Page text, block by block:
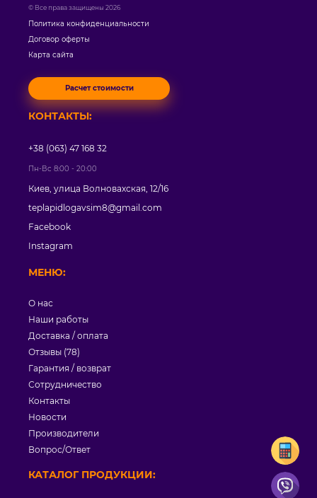
© Все права защищены 2026
Политика конфиденциальности
Договор оферты
Карта сайта
Расчет стоимости
МЕНЮ:
О нас
Наши работы
Доставка / оплата
Отзывы (78)
Гарантия / возврат
Сотрудничество
Контакты
Новости
Производители
Вопрос/Ответ
КАТАЛОГ ПРОДУКЦИИ:
КОНТАКТЫ:
+38 (063) 47 168 32
Пн-Вс 8:00 - 20:00
Киев, улица Волновахская, 12/16
teplapidlogavsim8@gmail.com
Facebook
Instagram